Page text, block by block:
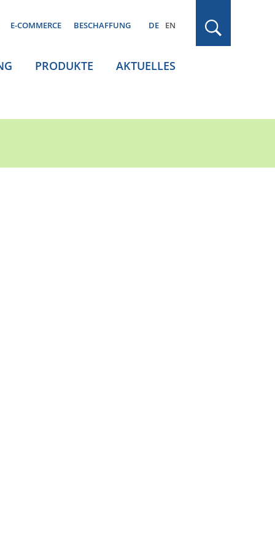
E-COMMERCE BESCHAFFUNG DE EN
PRODUKTE AKTUELLES